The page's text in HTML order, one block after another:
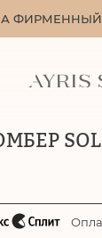
ФИРМЕННЫЙ